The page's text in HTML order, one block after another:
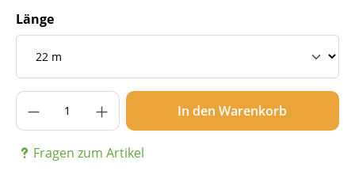
Länge
Produkt Anzahl: Gib den gewünschten
In den Warenkorb